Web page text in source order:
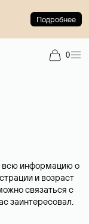
Подробнее
0
всю информацию о
и возраст
связаться с
заинтересовал.